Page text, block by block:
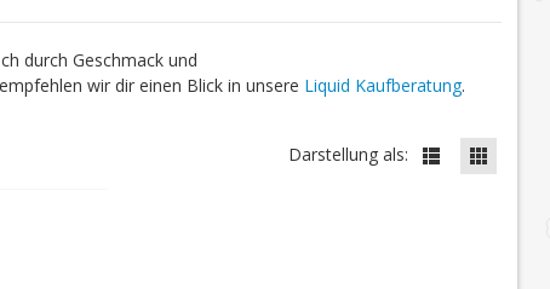
durch Geschmack und
wir dir einen Blick in unsere Liquid Kaufberatung.
Darstellung als: